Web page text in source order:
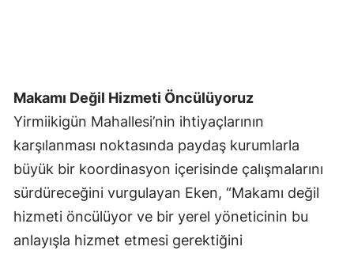
Makamı Değil Hizmeti Öncülüyoruz
Yirmiikigün Mahallesi’nin ihtiyaçlarının
karşılanması noktasında paydaş kurumlarla
büyük bir koordinasyon içerisinde çalışmalarını
sürdüreceğini vurgulayan Eken, “Makamı değil
hizmeti öncülüyor ve bir yerel yöneticinin bu
anlayışla hizmet etmesi gerektiğini